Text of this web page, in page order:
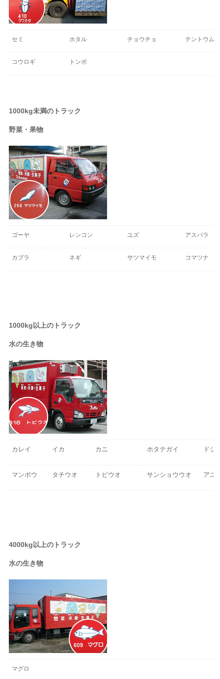
セミ ホタル チョウチョ テントウム
コウロギ トンボ
1000kg未満のトラック
野菜・果物
ゴーヤ レンコン ユズ アスパラ
カブラ ネギ サツマイモ コマツナ
1000kg以上のトラック
水の生き物
カレイ イカ カニ ホタテガイ ドジ
マンボウ タチウオ トビウオ サンショウウオ アユ
4000kg以上のトラック
水の生き物
マグロ